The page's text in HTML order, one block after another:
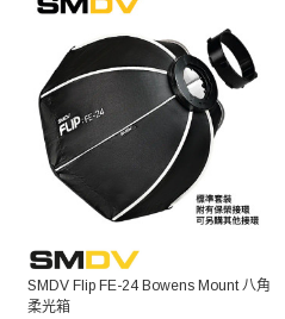
SMDV Flip FE-24 Bowens Mount 八角
柔光箱